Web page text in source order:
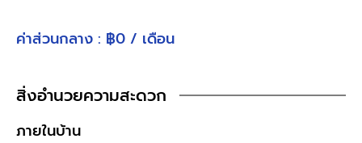
ทราบผลภายใน 3 วัน)
ห้องนอน : 4 ห้อง
ห้องน้ำ : 3 ห้อง
จำนวนชั้น : 3 ชั้น
ค่าส่วนกลาง : ฿0 / เดือน
สิ่งอำนวยความสะดวก
ภายในบ้าน